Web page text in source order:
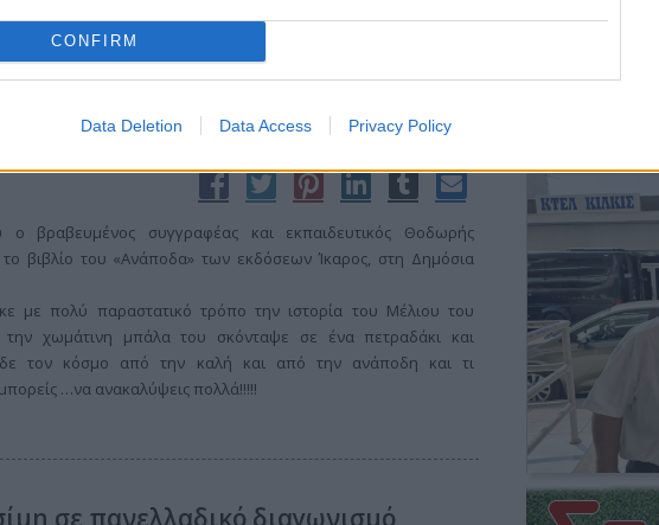
CONFIRM
Data Deletion Data Access Privacy Policy
του Θοδωρή Παπαϊωάννου
ο βραβευμένος συγγραφέας και εκπαιδευτικός Θοδωρής
βιβλίο του «Ανάποδα» των εκδόσεων Ίκαρος, στη Δημόσια
με πολύ παραστατικό τρόπο την ιστορία του Μέλιου του
χωμάτινη μπάλα του σκόνταψε σε ένα πετραδάκι και
τον κόσμο από την καλή και από την ανάποδη και τι
…να ανακαλύψεις πολλά!!!!!
σε πανελλαδικό διαγωνισμό